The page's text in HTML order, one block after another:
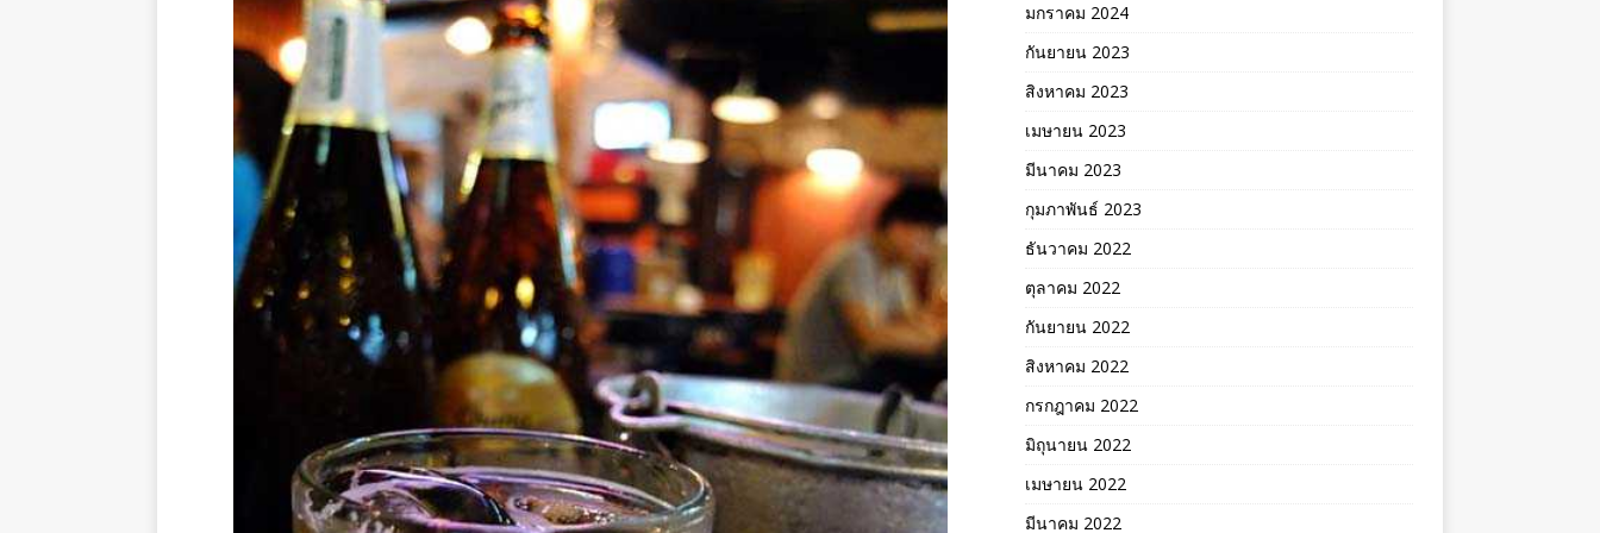
มกราคม 2024
กันยายน 2023
สิงหาคม 2023
เมษายน 2023
มีนาคม 2023
กุมภาพันธ์ 2023
ธันวาคม 2022
ตุลาคม 2022
กันยายน 2022
สิงหาคม 2022
กรกฎาคม 2022
มิถุนายน 2022
เมษายน 2022
มีนาคม 2022